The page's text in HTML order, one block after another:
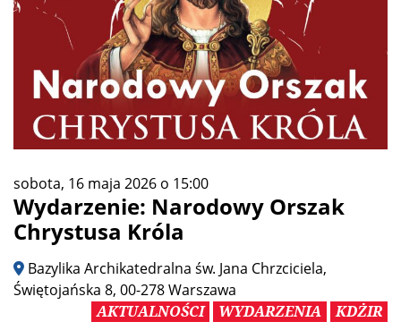
sobota, 16 maja 2026 o 15:00
Wydarzenie: Narodowy Orszak
Chrystusa Króla
Bazylika Archikatedralna św. Jana Chrzciciela,
Świętojańska 8, 00-278 Warszawa
AKTUALNOŚCI
WYDARZENIA
KDŻIR